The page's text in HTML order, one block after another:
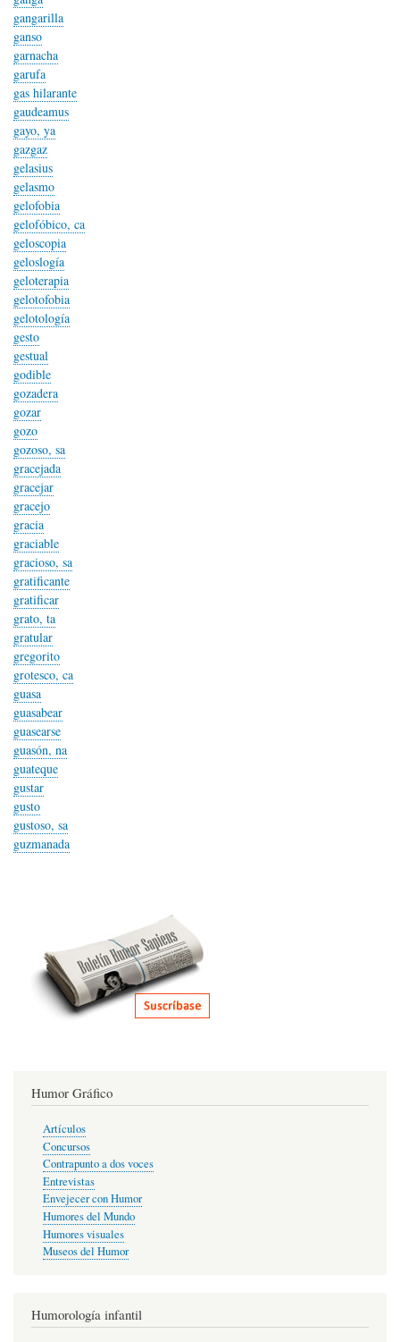
gangarilla
ganso
garnacha
garufa
gas hilarante
gaudeamus
gayo, ya
gazgaz
gelasius
gelasmo
gelofobia
gelofóbico, ca
geloscopia
geloslogía
geloterapia
gelotofobia
gelotología
gesto
gestual
godible
gozadera
gozar
gozo
gozoso, sa
gracejada
gracejar
gracejo
gracia
graciable
gracioso, sa
gratificante
gratificar
grato, ta
gratular
gregorito
grotesco, ca
guasa
guasabear
guasearse
guasón, na
guateque
gustar
gusto
gustoso, sa
guzmanada
Humor Gráfico
Artículos
Concursos
Contrapunto a dos voces
Entrevistas
Envejecer con Humor
Humores del Mundo
Humores visuales
Museos del Humor
Humorología infantil